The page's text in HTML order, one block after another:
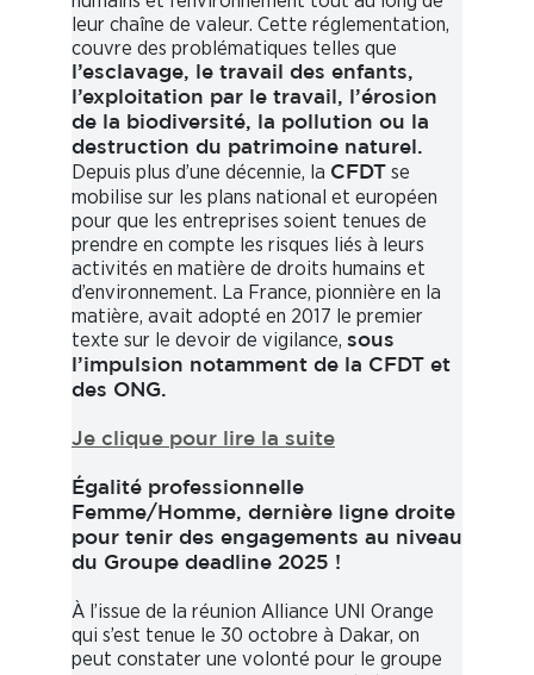
leur chaîne de valeur. Cette réglementation,
couvre des problématiques telles que
l’esclavage, le travail des enfants,
l’exploitation par le travail, l’érosion
de la biodiversité, la pollution ou la
destruction du patrimoine naturel.
Depuis plus d’une décennie, la CFDT
se
mobilise sur les plans national et européen
pour que les entreprises soient tenues de
prendre en compte les risques liés à leurs
activités en matière de droits humains et
d’environnement. La France, pionnière en la
matière, avait adopté en 2017 le premier
texte sur le devoir de vigilance, sous
l’impulsion notamment de la CFDT et
des ONG.
Je clique pour lire la suite
Égalité professionnelle
Femme/Homme, dernière ligne droite
pour tenir des engagements au niveau
du Groupe deadline 2025 !
À l’issue de la réunion Alliance UNI Orange
qui s’est tenue le 30 octobre à Dakar, on
peut constater une volonté pour le groupe